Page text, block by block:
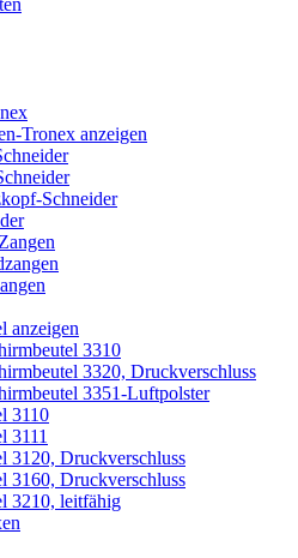
Tronex anzeigen
Schneider
anzeigen
3310
3320, Druckverschluss
3351-Luftpolster
3110
3111
3120, Druckverschluss
3160, Druckverschluss
3210, leitfähig